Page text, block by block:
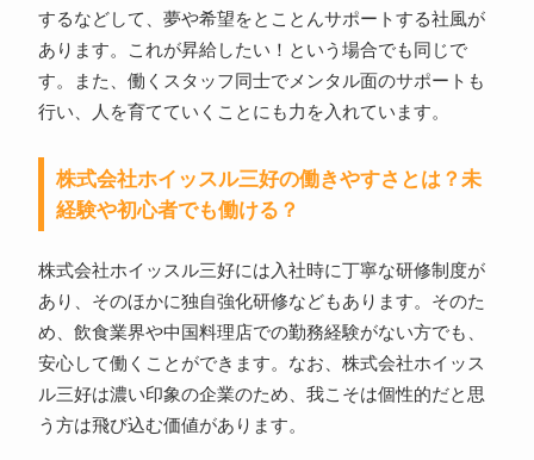
するなどして、夢や希望をとことんサポートする社風が
あります。これが昇給したい！という場合でも同じで
す。また、働くスタッフ同士でメンタル面のサポートも
行い、人を育てていくことにも力を入れています。
株式会社ホイッスル三好の働きやすさとは？未
経験や初心者でも働ける？
株式会社ホイッスル三好には入社時に丁寧な研修制度が
あり、そのほかに独自強化研修などもあります。そのた
め、飲食業界や中国料理店での勤務経験がない方でも、
安心して働くことができます。なお、株式会社ホイッス
ル三好は濃い印象の企業のため、我こそは個性的だと思
う方は飛び込む価値があります。